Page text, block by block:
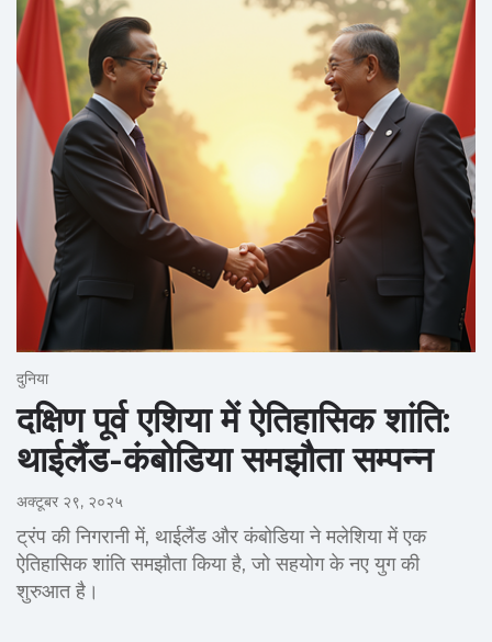
दुनिया
दक्षिण पूर्व एशिया में ऐतिहासिक शांति:
थाईलैंड-कंबोडिया समझौता सम्पन्न
अक्टूबर २९, २०२५
ट्रंप की निगरानी में, थाईलैंड और कंबोडिया ने मलेशिया में एक
ऐतिहासिक शांति समझौता किया है, जो सहयोग के नए युग की
शुरुआत है।